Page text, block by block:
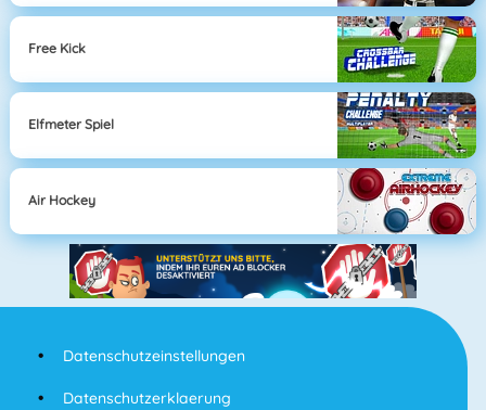
Free Kick
Elfmeter Spiel
Air Hockey
Datenschutzeinstellungen
Datenschutzerklaerung